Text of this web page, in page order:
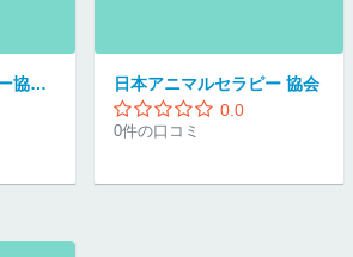
日本アニマルセラピー協会(NPO法人)
日本アニマルセラピー 協会
0.0
0件の口コミ